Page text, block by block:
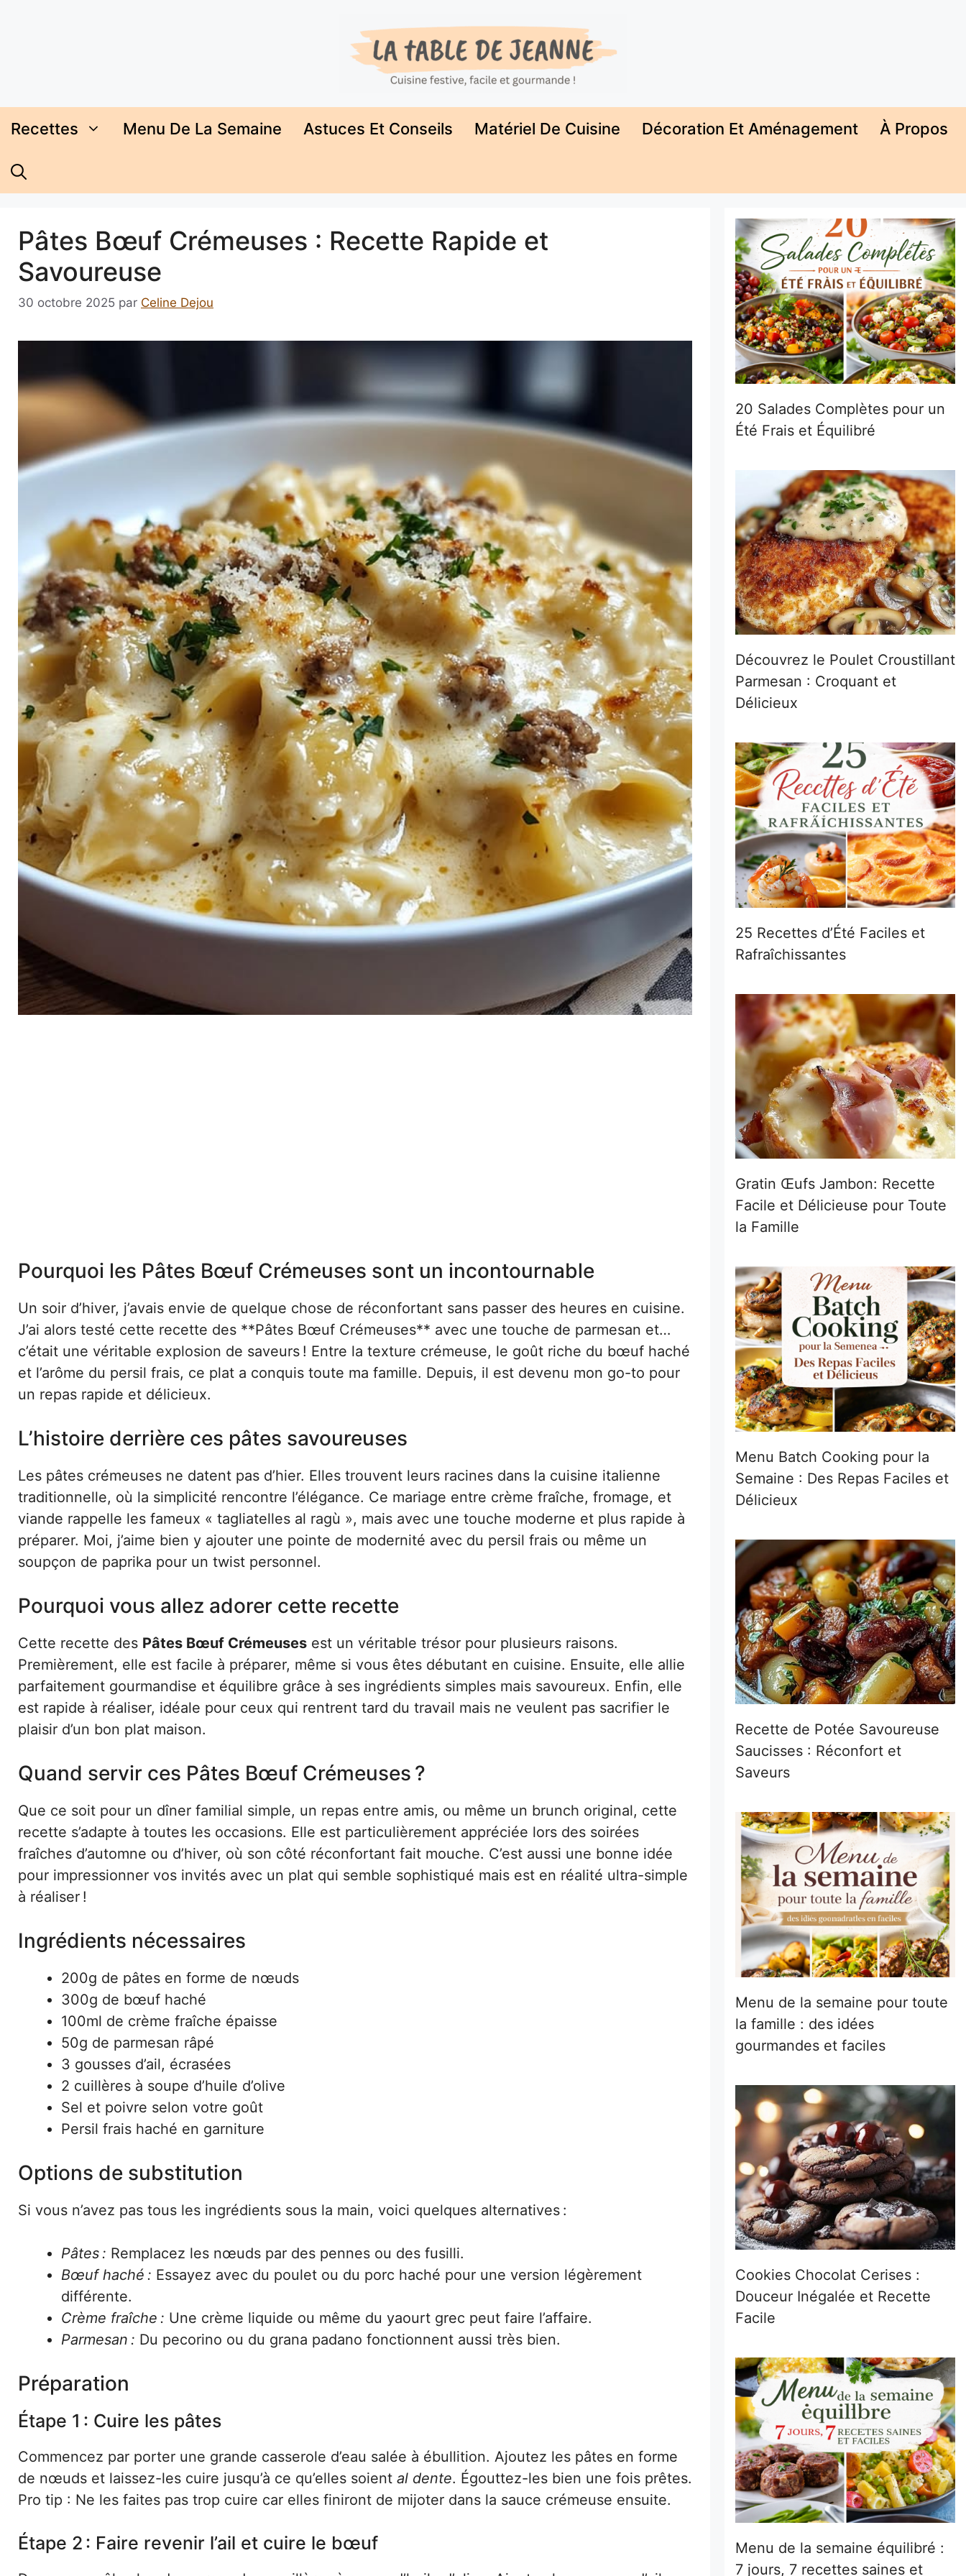
Recettes Menu De La Semaine Astuces Et Conseils Matériel De Cuisine Décoration Et Aménagement À Propos
Pâtes Bœuf Crémeuses : Recette Rapide et
Savoureuse
30 octobre 2025 par Celine Dejou
Pourquoi les Pâtes Bœuf Crémeuses sont un incontournable
Un soir d’hiver, j’avais envie de quelque chose de réconfortant sans passer des heures en cuisine.
J’ai alors testé cette recette des **Pâtes Bœuf Crémeuses** avec une touche de parmesan et…
c’était une véritable explosion de saveurs ! Entre la texture crémeuse, le goût riche du bœuf haché
et l’arôme du persil frais, ce plat a conquis toute ma famille. Depuis, il est devenu mon go-to pour
un repas rapide et délicieux.
L’histoire derrière ces pâtes savoureuses
Les pâtes crémeuses ne datent pas d’hier. Elles trouvent leurs racines dans la cuisine italienne
traditionnelle, où la simplicité rencontre l’élégance. Ce mariage entre crème fraîche, fromage, et
viande rappelle les fameux « tagliatelles al ragù », mais avec une touche moderne et plus rapide à
préparer. Moi, j’aime bien y ajouter une pointe de modernité avec du persil frais ou même un
soupçon de paprika pour un twist personnel.
Pourquoi vous allez adorer cette recette
Cette recette des Pâtes Bœuf Crémeuses est un véritable trésor pour plusieurs raisons.
Premièrement, elle est facile à préparer, même si vous êtes débutant en cuisine. Ensuite, elle allie
parfaitement gourmandise et équilibre grâce à ses ingrédients simples mais savoureux. Enfin, elle
est rapide à réaliser, idéale pour ceux qui rentrent tard du travail mais ne veulent pas sacrifier le
plaisir d’un bon plat maison.
Quand servir ces Pâtes Bœuf Crémeuses ?
Que ce soit pour un dîner familial simple, un repas entre amis, ou même un brunch original, cette
recette s’adapte à toutes les occasions. Elle est particulièrement appréciée lors des soirées
fraîches d’automne ou d’hiver, où son côté réconfortant fait mouche. C’est aussi une bonne idée
pour impressionner vos invités avec un plat qui semble sophistiqué mais est en réalité ultra-simple
à réaliser !
Ingrédients nécessaires
200g de pâtes en forme de nœuds
300g de bœuf haché
100ml de crème fraîche épaisse
50g de parmesan râpé
3 gousses d’ail, écrasées
2 cuillères à soupe d’huile d’olive
Sel et poivre selon votre goût
Persil frais haché en garniture
Options de substitution
Si vous n’avez pas tous les ingrédients sous la main, voici quelques alternatives :
Pâtes : Remplacez les nœuds par des pennes ou des fusilli.
Bœuf haché : Essayez avec du poulet ou du porc haché pour une version légèrement
différente.
Crème fraîche : Une crème liquide ou même du yaourt grec peut faire l’affaire.
Parmesan : Du pecorino ou du grana padano fonctionnent aussi très bien.
Préparation
Étape 1 : Cuire les pâtes
Commencez par porter une grande casserole d’eau salée à ébullition. Ajoutez les pâtes en forme
de nœuds et laissez-les cuire jusqu’à ce qu’elles soient al dente. Égouttez-les bien une fois prêtes.
Pro tip : Ne les faites pas trop cuire car elles finiront de mijoter dans la sauce crémeuse ensuite.
Étape 2 : Faire revenir l’ail et cuire le bœuf
20 Salades Complètes pour un
Été Frais et Équilibré
Découvrez le Poulet Croustillant
Parmesan : Croquant et
Délicieux
25 Recettes d’Été Faciles et
Rafraîchissantes
Gratin Œufs Jambon: Recette
Facile et Délicieuse pour Toute
la Famille
Menu Batch Cooking pour la
Semaine : Des Repas Faciles et
Délicieux
Recette de Potée Savoureuse
Saucisses : Réconfort et
Saveurs
Menu de la semaine pour toute
la famille : des idées
gourmandes et faciles
Cookies Chocolat Cerises :
Douceur Inégalée et Recette
Facile
Menu de la semaine équilibré :
7 jours, 7 recettes saines et